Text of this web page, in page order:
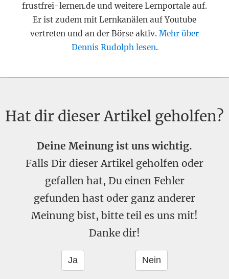
frustfrei-lernen.de und weitere Lernportale auf.
Er ist zudem mit Lernkanälen auf Youtube
vertreten und an der Börse aktiv. Mehr über
Dennis Rudolph lesen.
Hat dir dieser Artikel geholfen?
Deine Meinung ist uns wichtig.
Falls Dir dieser Artikel geholfen oder
gefallen hat, Du einen Fehler
gefunden hast oder ganz anderer
Meinung bist, bitte teil es uns mit!
Danke dir!